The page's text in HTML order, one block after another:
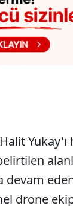
Yukay'ı
devam
drone